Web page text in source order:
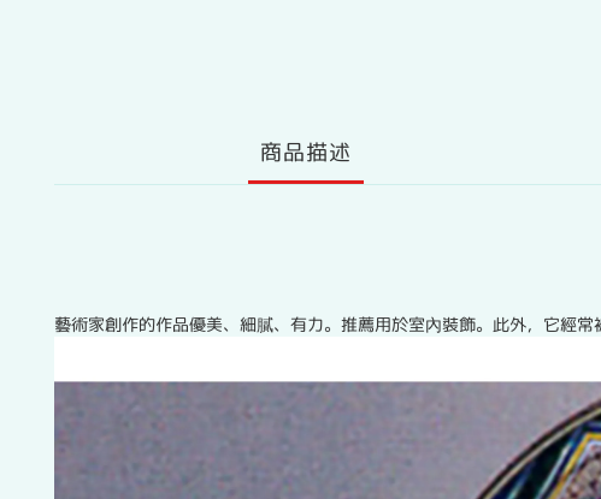
商品描述
藝術家創作的作品優美、細膩、有力。推薦用於室內裝飾。此外，它經常